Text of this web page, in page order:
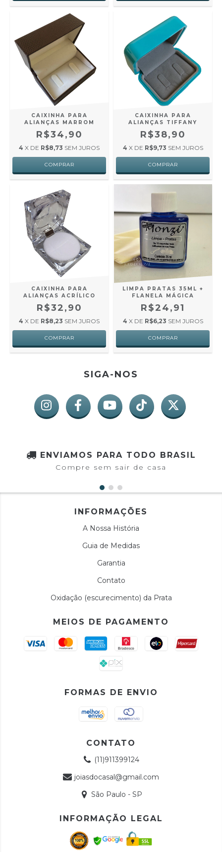
CAIXINHA PARA
ALIANÇAS MARROM
R$34,90
4 X DE R$8,73 SEM JUROS
CAIXINHA PARA
ALIANÇAS TIFFANY
R$38,90
4 X DE R$9,73 SEM JUROS
CAIXINHA PARA
ALIANÇAS ACRÍLICO
R$32,90
4 X DE R$8,23 SEM JUROS
LIMPA PRATAS 35ML +
FLANELA MÁGICA
R$24,91
4 X DE R$6,23 SEM JUROS
SIGA-NOS
ENVIAMOS PARA TODO BRASIL
Compre sem sair de casa
INFORMAÇÕES
A Nossa História
Guia de Medidas
Garantia
Contato
Oxidação (escurecimento) da Prata
MEIOS DE PAGAMENTO
FORMAS DE ENVIO
CONTATO
(11)911399124
joiasdocasal@gmail.com
São Paulo - SP
INFORMAÇÃO LEGAL